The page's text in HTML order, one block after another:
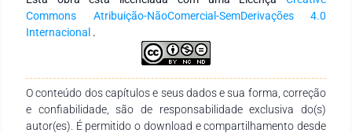
que os animais são criados, transportados e abatidos
começaram chamar atenção do público que passou exigir
mais produtos onde as práticas de bem-estar animal estejam
bem consolidadas. O bem-estar animal é uma questão de
Europa lidera as discussões sobre o assunto, onde os seus
padrões de bem-estar animal definem os padrões de bem-
estar a nível global. O Brasil é um dos maiores produtores e
Commons Atribuição-NãoComercial-SemDerivações 4.0
Internacional .
O conteúdo dos capítulos e seus dados e sua forma, correção
e confiabilidade, são de responsabilidade exclusiva do(s)
autor(es). É permitido o download e compartilhamento desde